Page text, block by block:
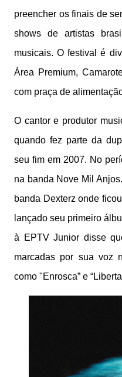
preencher os finais de
shows de artistas
musicais. O festival é
Área Premium,
com praça de
O cantor e produtor
quando fez parte da
seu fim em 2007. No
na banda Nove Mil
banda Dexterz onde
lançado seu primeiro
à EPTV Junior disse
marcadas por sua voz
como "Enrosca” e